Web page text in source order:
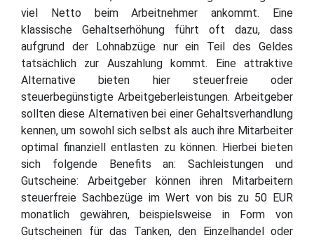
viel Netto beim Arbeitnehmer ankommt. Eine
klassische Gehaltserhöhung führt oft dazu, dass
aufgrund der Lohnabzüge nur ein Teil des Geldes
tatsächlich zur Auszahlung kommt. Eine attraktive
Alternative bieten hier steuerfreie oder
steuerbegünstigte Arbeitgeberleistungen. Arbeitgeber
sollten diese Alternativen bei einer Gehaltsverhandlung
kennen, um sowohl sich selbst als auch ihre Mitarbeiter
optimal finanziell entlasten zu können. Hierbei bieten
sich folgende Benefits an: Sachleistungen und
Gutscheine: Arbeitgeber können ihren Mitarbeitern
steuerfreie Sachbezüge im Wert von bis zu 50 EUR
monatlich gewähren, beispielsweise in Form von
Gutscheinen für das Tanken, den Einzelhandel oder